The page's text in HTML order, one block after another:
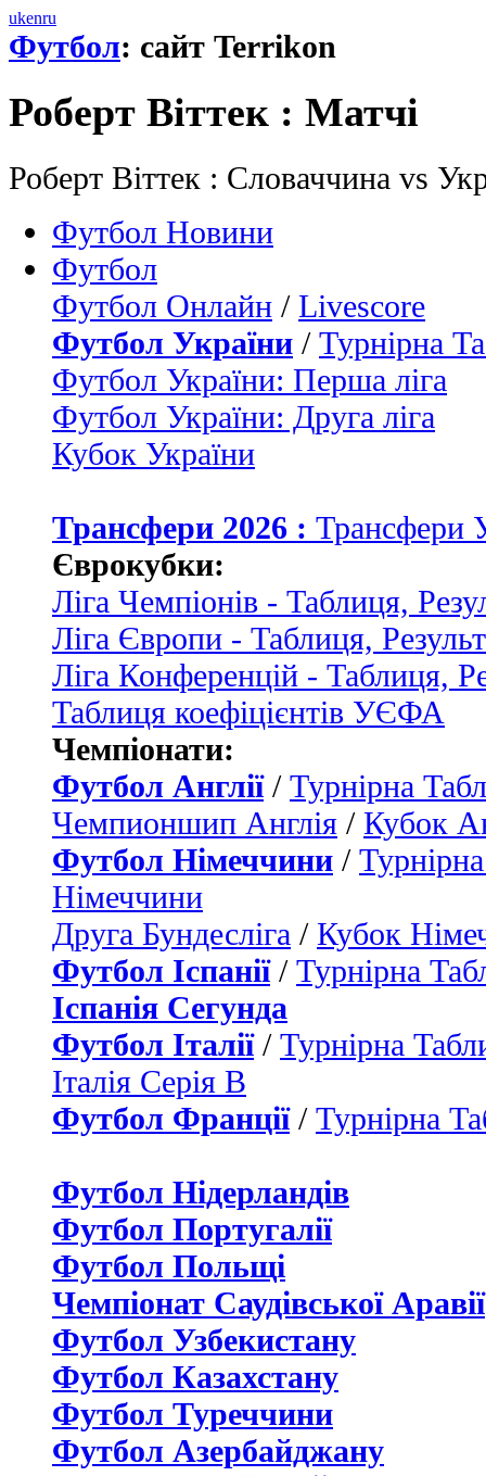
ukenru
Футбол: сайт Terrikon
Роберт Вiттек : Матчi
Роберт Вiттек : Словаччина vs
Футбол Новини
Футбол
Футбол Онлайн / Livescore
Футбол України / Турнірна
Футбол України: Перша ліга
Футбол України: Друга ліга
Кубок України
Трансфери 2026 : Трансфери
Єврокубки:
Ліга Чемпіонів - Таблиця,
Ліга Європи - Таблиця,
Ліга Конференцій - Таблиця,
Таблиця коефіцієнтів УЄФА
Чемпіонати:
Футбол Англії/ Турнірна
Чемпионшип Англія / Кубок
Футбол Німеччини /
Німеччини
Друга Бундесліга / Кубок
Футбол Іспанії/ Турнірна
Іспанія Сегунда
Футбол Італії/ Турнірна
Італія Серія B
Футбол Франції/ Турнірна
Футбол Нідерландiв
Футбол Португалії
Футбол Польщі
Чемпіонат Саудівської Аравії
Футбол Узбекистану
Футбол Казахстану
Футбол Туреччини
Футбол Азербайджану